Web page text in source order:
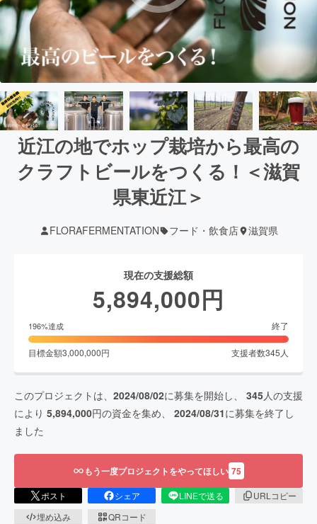
近江の地でホップ栽培から最高の
クラフトビールをつくる！＜滋賀
県東近江＞
FLORAFERMENTATION フード・飲食店 滋賀県
現在の支援総額
5,894,000円
196%達成 終了
目標金額3,000,000円 支援者数345人
このプロジェクトは、 2024/08/02に募集を開始し、 345人の支援
により 5,894,000円の資金を集め、 2024/08/31に募集を終了し
ました
もう一度プロジェクトをやってほしい 75
ポスト シェア LINEで送る
URLコピー
埋め込み
QRコード